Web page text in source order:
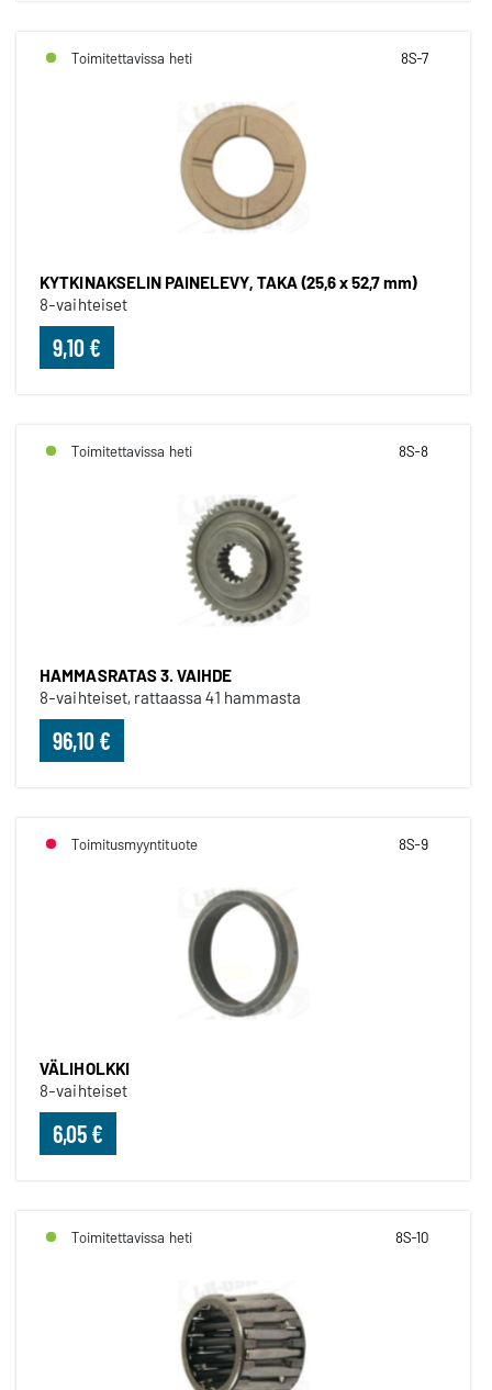
Toimitettavissa heti 8S-7
KYTKINAKSELIN PAINELEVY, TAKA (25,6 x 52,7 mm)
8-vaihteiset
9,10 €
Toimitettavissa heti 8S-8
HAMMASRATAS 3. VAIHDE
8-vaihteiset, rattaassa 41 hammasta
96,10 €
Toimitusmyyntituote 8S-9
VÄLIHOLKKI
8-vaihteiset
6,05 €
Toimitettavissa heti 8S-10